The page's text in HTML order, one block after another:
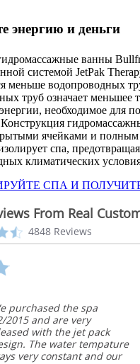
энергию и деньги
ванны
системой JetPak
меньше водопроводных
труб означает меньшее
необходимое для
ячейками и
спа,
климатических
СПА И
From Real
4.3
star
4848 Reviews